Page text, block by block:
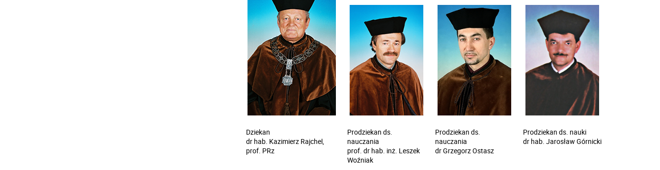
Dziekan
dr hab. Kazimierz Rajchel,
prof. PRz
Prodziekan ds.
nauczania
prof. dr hab. inż. Leszek
Woźniak
Prodziekan ds.
nauczania
dr Grzegorz Ostasz
Prodziekan ds. nauki
dr hab. Jarosław Górnicki